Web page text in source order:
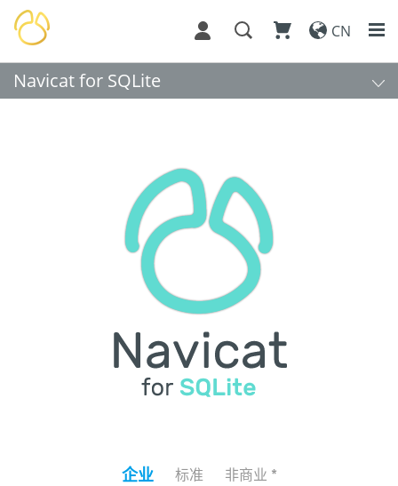
CN
Navicat for SQLite
企业 标准 非商业 *